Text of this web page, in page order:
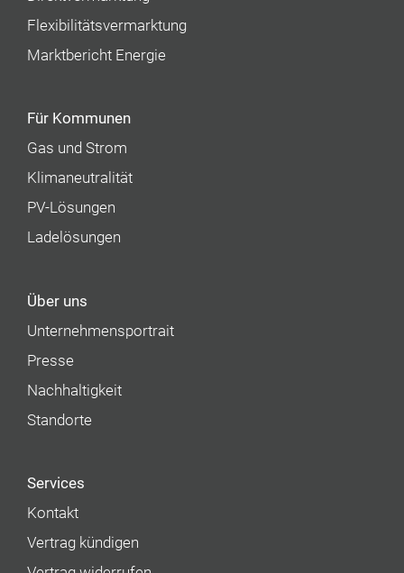
Flexibilitätsvermarktung
Marktbericht Energie
Für Kommunen
Gas und Strom
Klimaneutralität
PV-Lösungen
Ladelösungen
Über uns
Unternehmens­portrait
Presse
Nachhaltigkeit
Standorte
Services
Kontakt
Vertrag kündigen